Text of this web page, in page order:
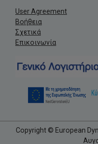
User Agreement
Βοήθεια
Σχετικά
Επικοινωνία
Copyright © European